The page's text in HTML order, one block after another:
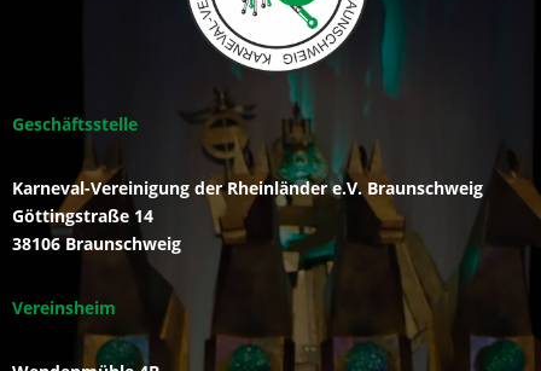
Geschäftsstelle
Karneval-Vereinigung der Rheinländer e.V. Braunschweig
Göttingstraße 14
38106 Braunschweig
Vereinsheim